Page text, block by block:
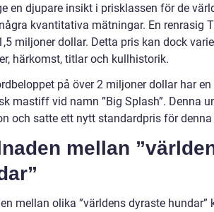
en djupare insikt i prisklassen för de
kvantitativa mätningar. En renrasig
miljoner dollar. Detta pris kan dock
härkomst, titlar och kullhistorik.
på över 2 miljoner dollar har
mastiff vid namn ”Big Splash”. Denna
och satte ett nytt standardpris för
mellan
mellan olika ”världens dyraste hundar”